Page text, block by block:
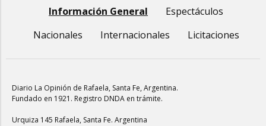
Información General
Espectáculos
Nacionales
Internacionales Licitaciones
Diario La Opinión de Rafaela, Santa Fe, Argentina.
Fundado en 1921. Registro DNDA en trámite.
Urquiza 145 Rafaela, Santa Fe. Argentina